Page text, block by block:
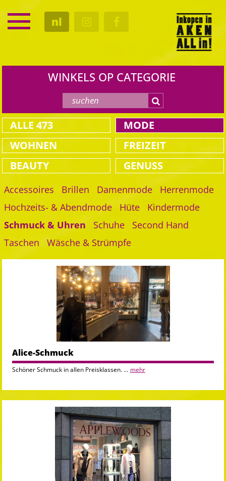
nl
KALENDER
WINKELS OP CATEGORIE
ALLE 473 MODE
Accessoires Brillen Damenmode
Herrenmode
Hochzeits- & Abendmode
Hüte
Kindermode
Schmuck & Uhren
Schuhe
Second Hand
Taschen
Wäsche & Strümpfe
WOHNEN
FREIZEIT
BEAUTY
GENUSS
Alice-Schmuck
Schöner Schmuck in allen Preisklassen. ... mehr